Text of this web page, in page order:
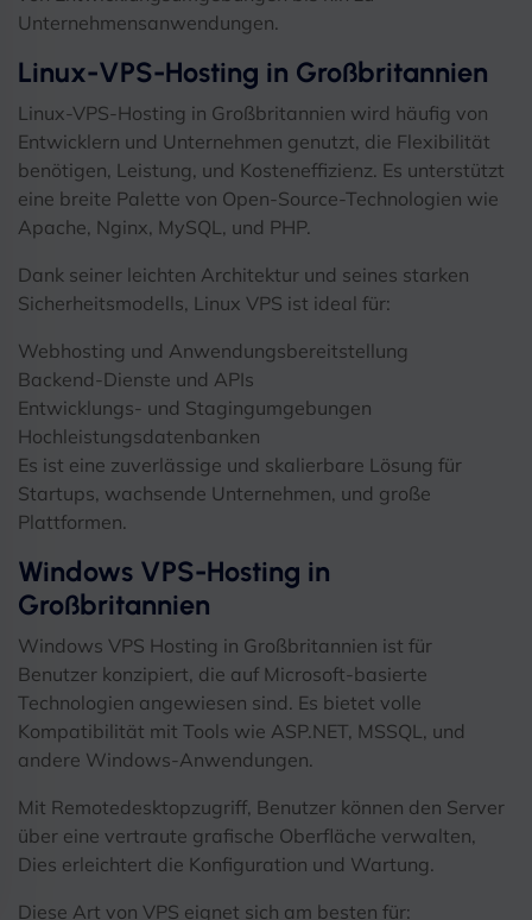
Unternehmensanwendungen.
Linux-VPS-Hosting in Großbritannien
Linux-VPS-Hosting in Großbritannien wird häufig von
Entwicklern und Unternehmen genutzt, die Flexibilität
benötigen, Leistung, und Kosteneffizienz. Es unterstützt
eine breite Palette von Open-Source-Technologien wie
Apache, Nginx, MySQL, und PHP.
Dank seiner leichten Architektur und seines starken
Sicherheitsmodells, Linux VPS ist ideal für:
Webhosting und Anwendungsbereitstellung
Backend-Dienste und APIs
Entwicklungs- und Stagingumgebungen
Hochleistungsdatenbanken
Es ist eine zuverlässige und skalierbare Lösung für
Startups, wachsende Unternehmen, und große
Plattformen.
Windows VPS-Hosting in
Großbritannien
Windows VPS Hosting in Großbritannien ist für
Benutzer konzipiert, die auf Microsoft-basierte
Technologien angewiesen sind. Es bietet volle
Kompatibilität mit Tools wie ASP.NET, MSSQL, und
andere Windows-Anwendungen.
Mit Remotedesktopzugriff, Benutzer können den Server
über eine vertraute grafische Oberfläche verwalten,
Dies erleichtert die Konfiguration und Wartung.
Diese Art von VPS eignet sich am besten für: